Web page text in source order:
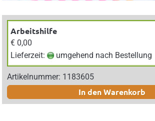
Arbeitshilfe
€ 0,00
Lieferzeit:
umgehend nach Bestellung
Artikelnummer: 1183605
In den Warenkorb